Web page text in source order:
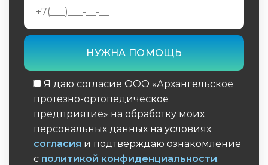
Я даю согласие ООО «Архангельское
протезно-ортопедическое
предприятие» на обработку моих
персональных данных на условиях
согласия и подтверждаю ознакомление
с политикой конфиденциальности.